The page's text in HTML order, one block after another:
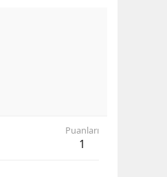
Puanları
1